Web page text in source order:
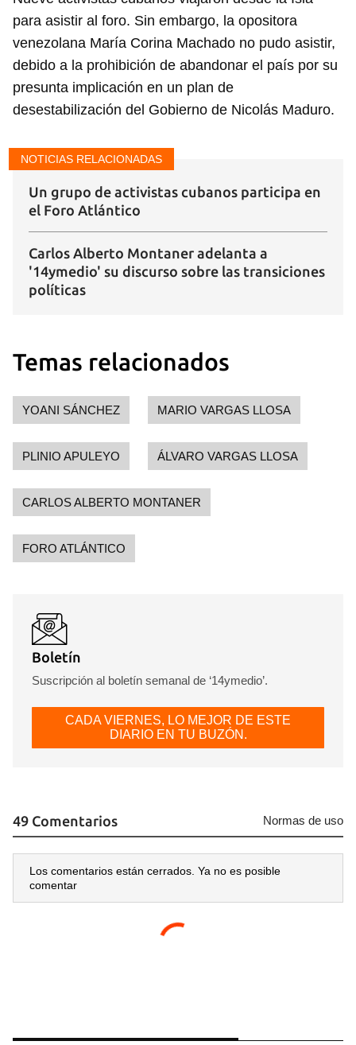
Guardar como favorito
Para poder guardar como favorito, primero has de
iniciar sesión con tu cuenta de 14ymedio.
INICIAR SESIÓN CANCELAR
para asistir al foro. Sin embargo, la opositora
venezolana María Corina Machado no pudo asistir,
debido a la prohibición de abandonar el país por su
presunta implicación en un plan de
desestabilización del Gobierno de Nicolás Maduro.
NOTICIAS RELACIONADAS
Un grupo de activistas cubanos participa en
el Foro Atlántico
Carlos Alberto Montaner adelanta a
'14ymedio' su discurso sobre las transiciones
políticas
Temas relacionados
YOANI SÁNCHEZ MARIO VARGAS LLOSA
PLINIO APULEYO ÁLVARO VARGAS LLOSA
CARLOS ALBERTO MONTANER
FORO ATLÁNTICO
Boletín
Suscripción al boletín semanal de ‘14ymedio’.
CADA VIERNES, LO MEJOR DE ESTE
DIARIO EN TU BUZÓN.
49 Comentarios Normas de uso
Los comentarios están cerrados. Ya no es posible
comentar